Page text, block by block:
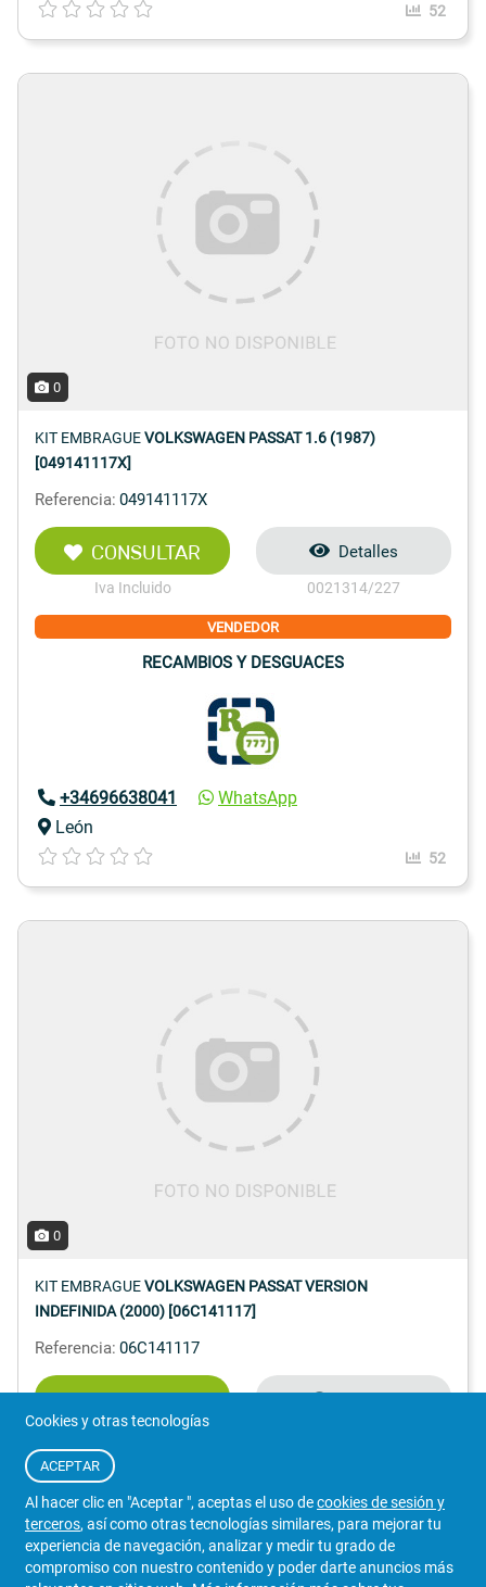
52
0
KIT EMBRAGUEVOLKSWAGEN PASSAT 1.6 (1987)
[049141117X]
Referencia: 049141117X
CONSULTAR
Iva Incluido
Detalles
0021314/227
VENDEDOR
RECAMBIOS Y DESGUACES
+34696638041
WhatsApp
León
52
0
KIT EMBRAGUEVOLKSWAGEN PASSAT VERSION
INDEFINIDA (2000) [06C141117]
Referencia: 06C141117
RECAMBIOS Y DESGUACES
Cookies y otras tecnologías
ACEPTAR
Al hacer clic en "Aceptar ", aceptas el uso decookies de sesión y
terceros, así como otras tecnologías similares, para mejorar tu
experiencia de navegación, analizar y medir tu grado de
compromiso con nuestro contenido y poder darte anuncios más